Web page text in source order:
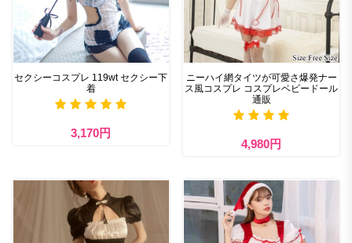
セクシーコスプレ 119wt セクシー下
着
3,170円
ニーハイ網タイツが可愛さ爆発ナー
ス風コスプレ コスプレベビードール
通販
4,980円